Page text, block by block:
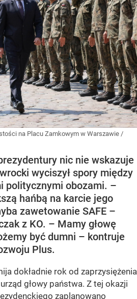
na Placu Zamkowym w Warszawie /
nic nie wskazuje
wyciszył spory między
politycznymi obozami. –
hańbą na karcie jego
zawetowanie SAFE –
z KO. – Mamy głowę
być dumni – kontruje
Plus.
dokładnie rok od zaprzysiężenia
głowy państwa. Z tej okazji
zaplanowano